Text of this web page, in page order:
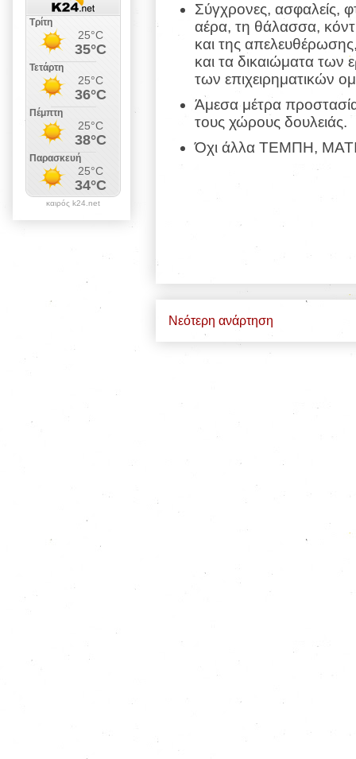
Σύγχρονες, ασφαλείς,
αέρα, τη θάλασσα,
και της
και τα δικαιώματα των
των επιχειρηματικών
Άμεσα μέτρα
τους χώρους δουλειάς.
Όχι άλλα ΤΕΜΠΗ,
Νεότερη ανάρτηση
καιρός k24.net